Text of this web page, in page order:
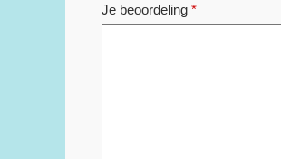
Je beoordeling *